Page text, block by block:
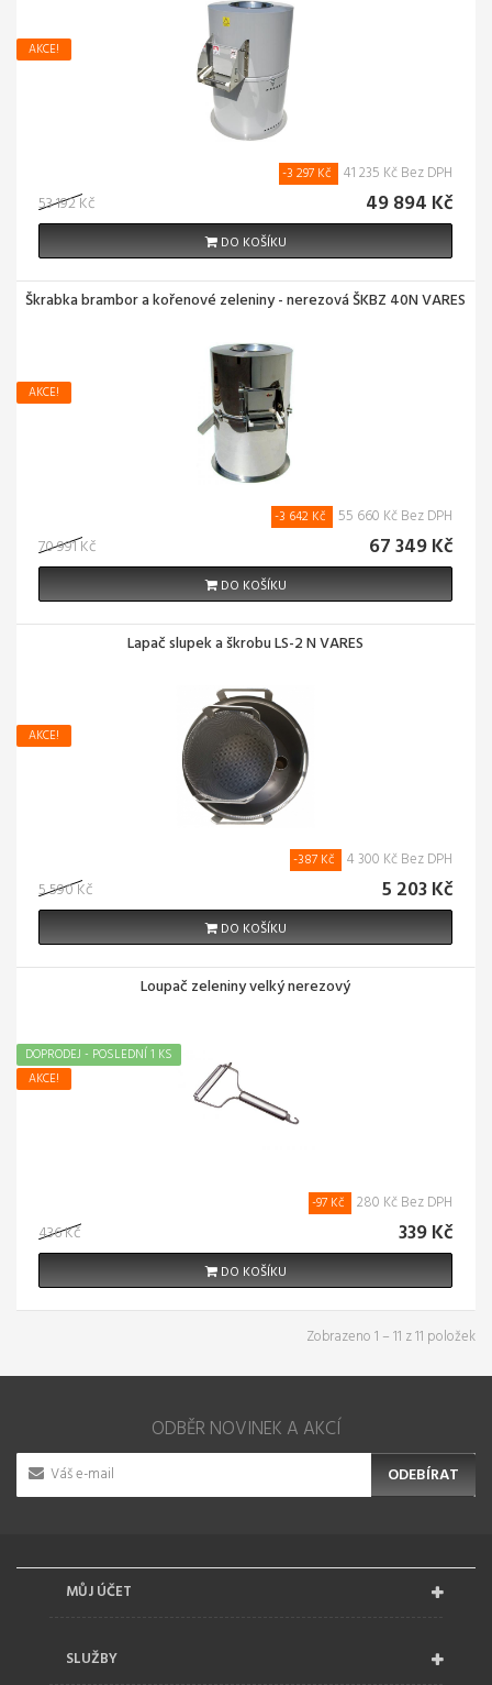
AKCE!
53 192 Kč
-3 297 Kč 41 235 Kč Bez DPH
49 894 Kč
DO KOŠÍKU
Škrabka brambor a kořenové zeleniny - nerezová ŠKBZ 40N VARES
AKCE!
70 991 Kč
-3 642 Kč 55 660 Kč Bez DPH
67 349 Kč
DO KOŠÍKU
Lapač slupek a škrobu LS-2 N VARES
AKCE!
5 590 Kč
-387 Kč 4 300 Kč Bez DPH
5 203 Kč
DO KOŠÍKU
Loupač zeleniny velký nerezový
AKCE!
DOPRODEJ - POSLEDNÍ 1 KS
436 Kč
-97 Kč 280 Kč Bez DPH
339 Kč
DO KOŠÍKU
Zobrazeno 1 – 11 z 11 položek
ODBĚR NOVINEK A AKCÍ
ODEBÍRAT
MŮJ ÚČET
SLUŽBY